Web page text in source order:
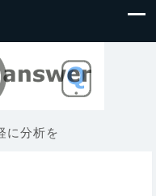
に分析を